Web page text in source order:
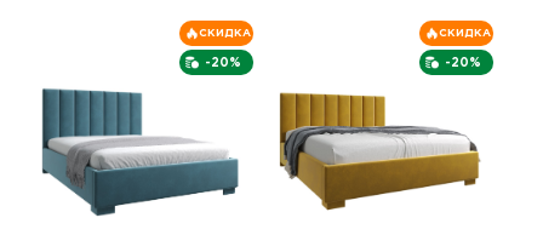
-20%
СКИДКА
-20%
СКИДКА